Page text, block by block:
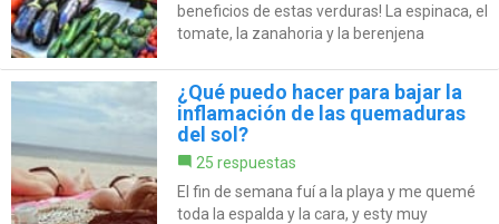
beneficios de estas verduras! La espinaca, el
tomate, la zanahoria y la berenjena
¿Qué puedo hacer para bajar la
inflamación de las quemaduras
del sol?
25 respuestas
El fin de semana fuí a la playa y me quemé
toda la espalda y la cara, y esty muy